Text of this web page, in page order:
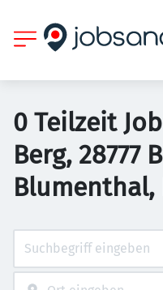
0 Teilzeit
Berg, 28777